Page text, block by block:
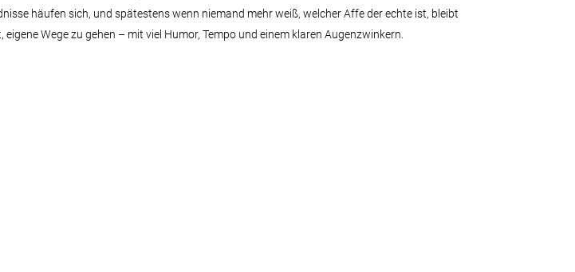
häufen sich, und spätestens wenn niemand mehr weiß, welcher Affe der echte ist, bleibt
Wege zu gehen – mit viel Humor, Tempo und einem klaren Augenzwinkern.